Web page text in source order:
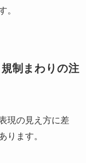
。
制まわりの注
現の見え方に差
ります。